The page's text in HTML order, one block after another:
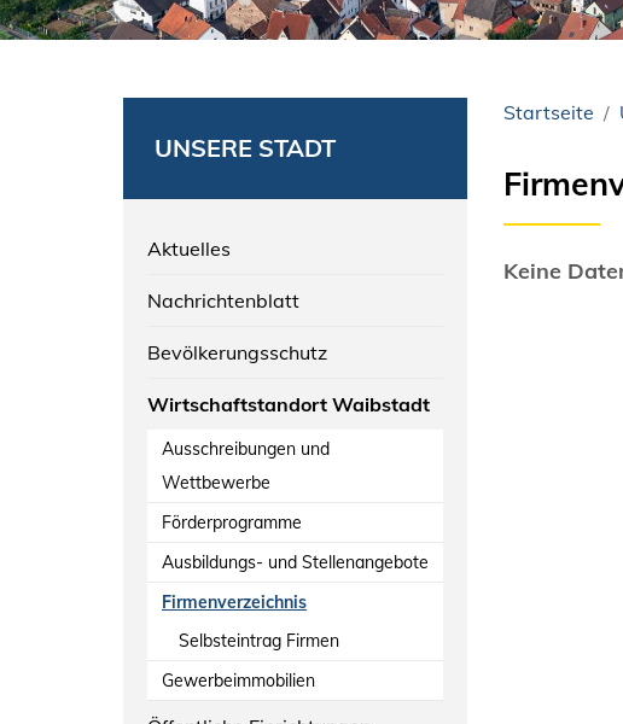
UNSERE STADT
Aktuelles
Nachrichtenblatt
Bevölkerungsschutz
Wirtschaftstandort Waibstadt
Ausschreibungen und
Wettbewerbe
Förderprogramme
Ausbildungs- und Stellenangebote
Firmenverzeichnis
Selbsteintrag Firmen
Gewerbeimmobilien
Startseite
Keine